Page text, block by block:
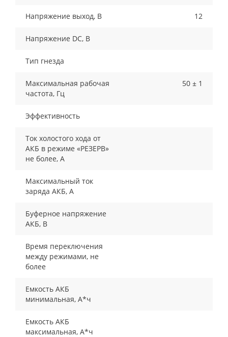
Напряжение выход, В 12
Напряжение DC, В
Тип гнезда
Максимальная рабочая
частота, Гц
50 ± 1
Эффективность
Ток холостого хода от
АКБ в режиме «РЕЗЕРВ»
не более, А
Максимальный ток
заряда АКБ, А
Буферное напряжение
АКБ, В
Время переключения
между режимами, не
более
Емкость АКБ
минимальная, А*ч
Емкость АКБ
максимальная, А*ч